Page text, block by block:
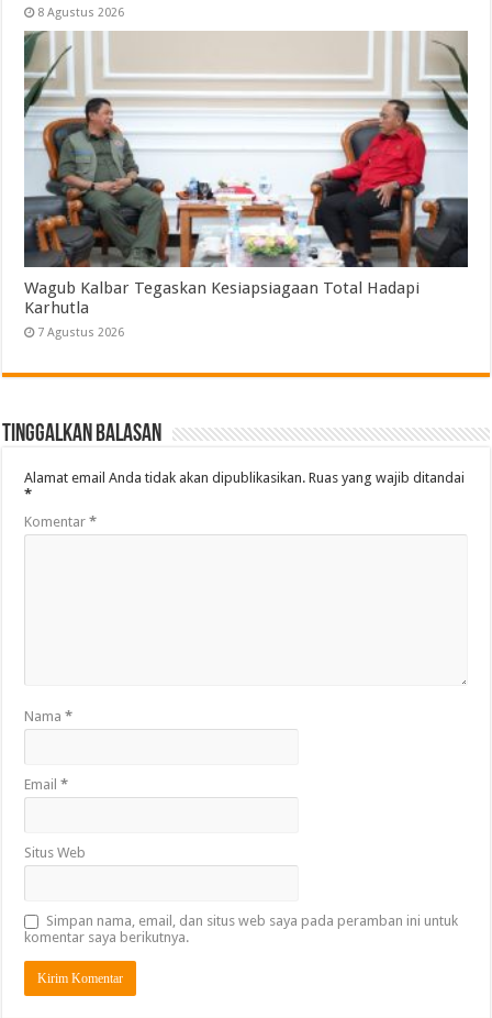
8 Agustus 2026
Wagub Kalbar Tegaskan Kesiapsiagaan Total Hadapi
Karhutla
7 Agustus 2026
Tinggalkan Balasan
Alamat email Anda tidak akan dipublikasikan. Ruas yang wajib ditandai
*
Komentar*
Nama*
Email*
Situs Web
Simpan nama, email, dan situs web saya pada peramban ini untuk
komentar saya berikutnya.